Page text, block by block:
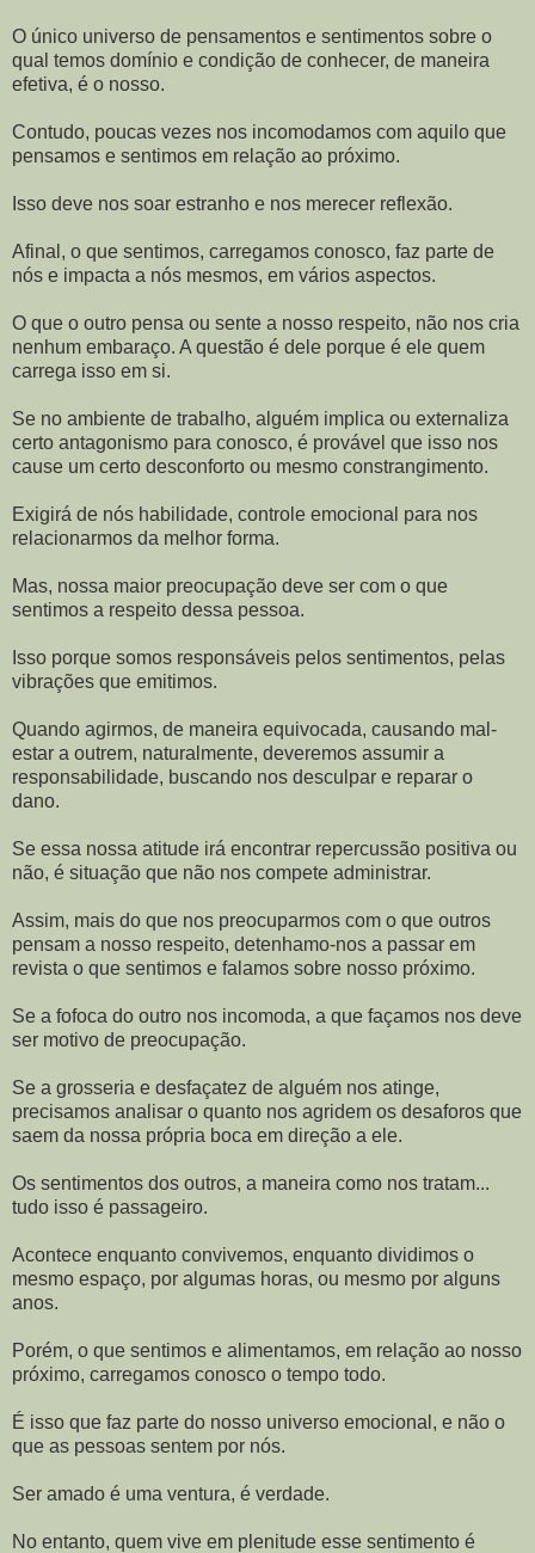
O único universo de pensamentos e sentimentos sobre o
qual temos domínio e condição de conhecer, de maneira
efetiva, é o nosso.
Contudo, poucas vezes nos incomodamos com aquilo que
pensamos e sentimos em relação ao próximo.
Isso deve nos soar estranho e nos merecer reflexão.
Afinal, o que sentimos, carregamos conosco, faz parte de
nós e impacta a nós mesmos, em vários aspectos.
O que o outro pensa ou sente a nosso respeito, não nos cria
nenhum embaraço. A questão é dele porque é ele quem
carrega isso em si.
Se no ambiente de trabalho, alguém implica ou externaliza
certo antagonismo para conosco, é provável que isso nos
cause um certo desconforto ou mesmo constrangimento.
Exigirá de nós habilidade, controle emocional para nos
relacionarmos da melhor forma.
Mas, nossa maior preocupação deve ser com o que
sentimos a respeito dessa pessoa.
Isso porque somos responsáveis pelos sentimentos, pelas
vibrações que emitimos.
Quando agirmos, de maneira equivocada, causando mal-
estar a outrem, naturalmente, deveremos assumir a
responsabilidade, buscando nos desculpar e reparar o
dano.
Se essa nossa atitude irá encontrar repercussão positiva ou
não, é situação que não nos compete administrar.
Assim, mais do que nos preocuparmos com o que outros
pensam a nosso respeito, detenhamo-nos a passar em
revista o que sentimos e falamos sobre nosso próximo.
Se a fofoca do outro nos incomoda, a que façamos nos deve
ser motivo de preocupação.
Se a grosseria e desfaçatez de alguém nos atinge,
precisamos analisar o quanto nos agridem os desaforos que
saem da nossa própria boca em direção a ele.
Os sentimentos dos outros, a maneira como nos tratam...
tudo isso é passageiro.
Acontece enquanto convivemos, enquanto dividimos o
mesmo espaço, por algumas horas, ou mesmo por alguns
anos.
Porém, o que sentimos e alimentamos, em relação ao nosso
próximo, carregamos conosco o tempo todo.
É isso que faz parte do nosso universo emocional, e não o
que as pessoas sentem por nós.
Ser amado é uma ventura, é verdade.
No entanto, quem vive em plenitude esse sentimento é